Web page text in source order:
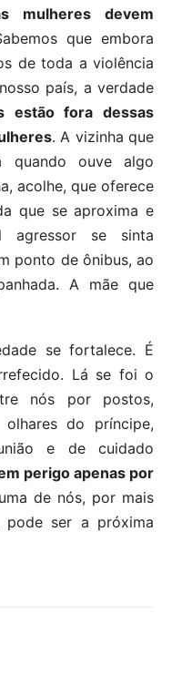
mulheres devem
que embora
de toda a violência
país, a verdade
estão fora dessas
. A vizinha que
ouve algo
acolhe, que oferece
que se aproxima e
agressor se sinta
ponto de ônibus, ao
A mãe que
se fortalece. É
Lá se foi o
nós por postos,
do príncipe,
e de cuidado
perigo apenas por
de nós, por mais
pode ser a próxima